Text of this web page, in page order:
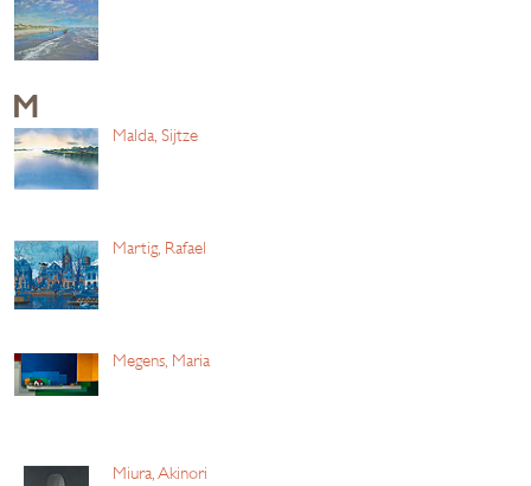
M
Malda, Sijtze
Martig, Rafael
Megens, Maria
Miura, Akinori